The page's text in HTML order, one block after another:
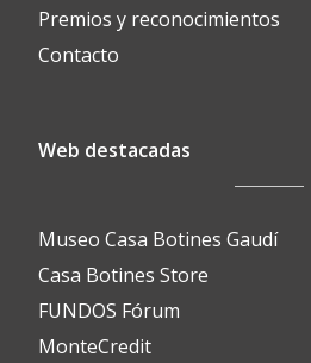
Premios y reconocimientos
Contacto
Web destacadas
Museo Casa Botines Gaudí
Casa Botines Store
FUNDOS Fórum
MonteCredit